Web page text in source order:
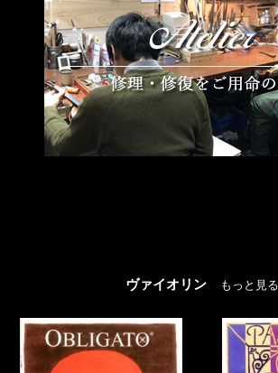
ヴァイオリン もっと見る